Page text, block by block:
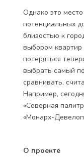
Однако это
потенциальных
близостью к
выбором
потеряться
выбрать самый
сравнивать,
Например,
«Северная
«Монарх-
О проекте